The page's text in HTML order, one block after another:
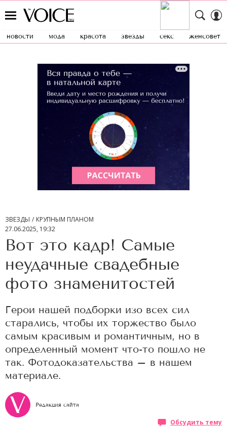
новости мода красота звезды секс женсовет
ЗВЕЗДЫ
КРУПНЫМ ПЛАНОМ
27.06.2025, 19:32
Вот это кадр! Самые
неудачные свадебные
фото знаменитостей
Герои нашей подборки изо всех сил
старались, чтобы их торжество было
самым красивым и романтичным, но в
определенный момент что-то пошло не
так. Фотодоказательства – в нашем
материале.
Редакция сайта
Обсудить тему